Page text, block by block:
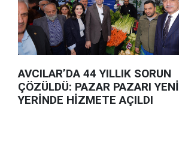
AVCILAR’DA 44 YILLIK SORUN
ÇÖZÜLDÜ: PAZAR PAZARI YENİ
YERİNDE HİZMETE AÇILDI